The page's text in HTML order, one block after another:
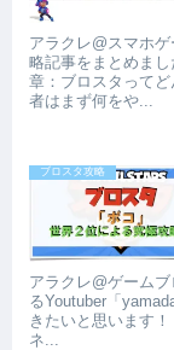
アラクレ@スマホ
略記事をまとめま
章：ブロスタって
者はまず何をや...
ブロスタ攻略
アラクレ@ゲーム
るYoutuber「
きたいと思います
ネ...